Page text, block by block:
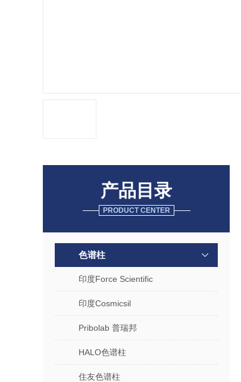
产品目录
PRODUCT CENTER
色谱柱
印度Force Scientific
印度Cosmicsil
Pribolab 普瑞邦
HALO色谱柱
住友色谱柱